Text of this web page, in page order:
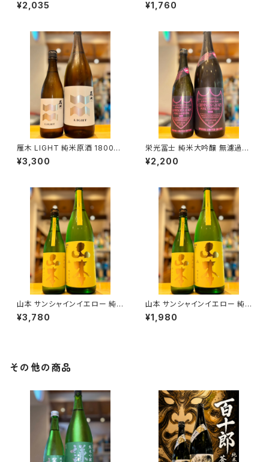
黒瀬町）
¥2,035
県糸魚川市新鉄）
¥1,760
雁木 LIGHT 純米原酒 1800ml
１本（八百新酒造・山口県岩国市
今津町）
¥3,300
栄光冨士 純米大吟醸 無濾過生
原酒 CRIMSONGLORY PINK
SAPPHIRE 720ml １本（冨士
¥2,200
山本 サンシャインイエロー 純
米吟醸 1800ml１本（山本酒造・
秋田県山本郡八峰町）
¥3,780
山本 サンシャインイエロー 純
米吟醸 720ml１本（山本酒造・
秋田県山本郡八峰町）
¥1,980
その他の商品